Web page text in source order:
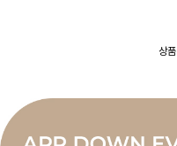
상